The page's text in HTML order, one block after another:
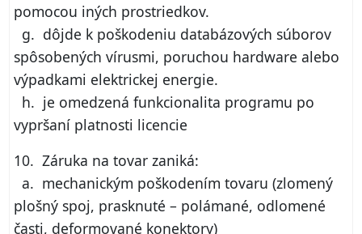
pomocou iných prostriedkov.
g. dôjde k poškodeniu databázových súborov
spôsobených vírusmi, poruchou hardware alebo
výpadkami elektrickej energie.
h. je omedzená funkcionalita programu po
vypršaní platnosti licencie
10. Záruka na tovar zaniká:
a. mechanickým poškodením tovaru (zlomený
plošný spoj, prasknuté – polámané, odlomené
časti, deformované konektory)